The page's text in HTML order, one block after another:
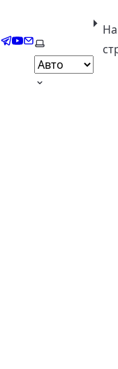
Telegram
YouTube
EmailВыберите тему